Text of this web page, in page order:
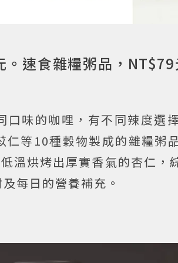
速食雜糧粥品，
口味的咖哩，有不同辣度選
等10種穀物製成的雜糧粥
溫烘烤出厚實香氣的杏仁，
每日的營養補充。